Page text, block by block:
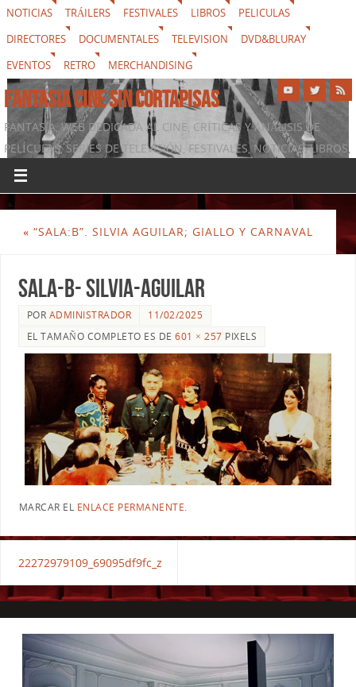
NOTICIAS TRÁILERS FESTIVALES LIBROS
PELICULAS
DIRECTORES
DOCUMENTALES TELEVISION
DVD&BLURAY
EVENTOS
RETRO MERCHANDISING
FANTASIA CINE SIN CORTAPISAS
FANTASIA, WEB DEDICADA AL CINE, CRÍTICAS Y ANÁLISIS DE
PELÍCULAS, SERIES DE TELEVISIÓN, FESTIVALES, NOTICIAS, LIBROS,
DVD & BLURAY, MERCHANDISING Y TODO LO QUE RODEA AL
SÉPTIMO ARTE
« “SALA:B”. SILVIA AGUILAR; GIALLO Y CARNAVAL
SALA-B- SILVIA-AGUILAR
POR ADMINISTRADOR
11/02/2025
EL TAMAÑO COMPLETO ES DE601 × 257 PIXELS
MARCAR EL ENLACE PERMANENTE.
22272979109_69095df9fc_z